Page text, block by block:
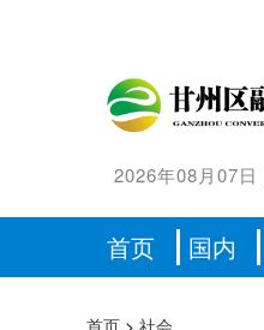
2026年08月07日
首页 国内
首页 > 社会